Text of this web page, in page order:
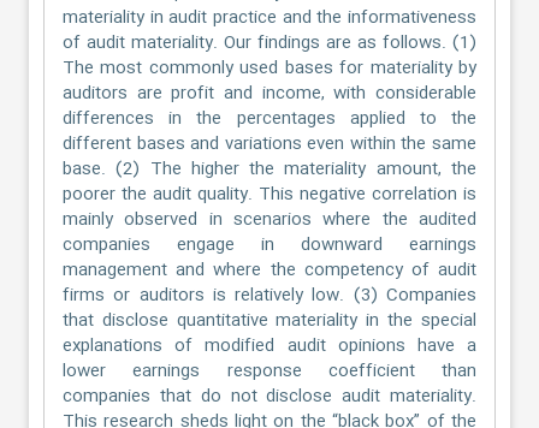
materiality in audit practice and the informativeness
of audit materiality. Our findings are as follows. (1)
The most commonly used bases for materiality by
auditors are profit and income, with considerable
differences in the percentages applied to the
different bases and variations even within the same
base. (2) The higher the materiality amount, the
poorer the audit quality. This negative correlation is
mainly observed in scenarios where the audited
companies engage in downward earnings
management and where the competency of audit
firms or auditors is relatively low. (3) Companies
that disclose quantitative materiality in the special
explanations of modified audit opinions have a
lower earnings response coefficient than
companies that do not disclose audit materiality.
This research sheds light on the “black box” of the